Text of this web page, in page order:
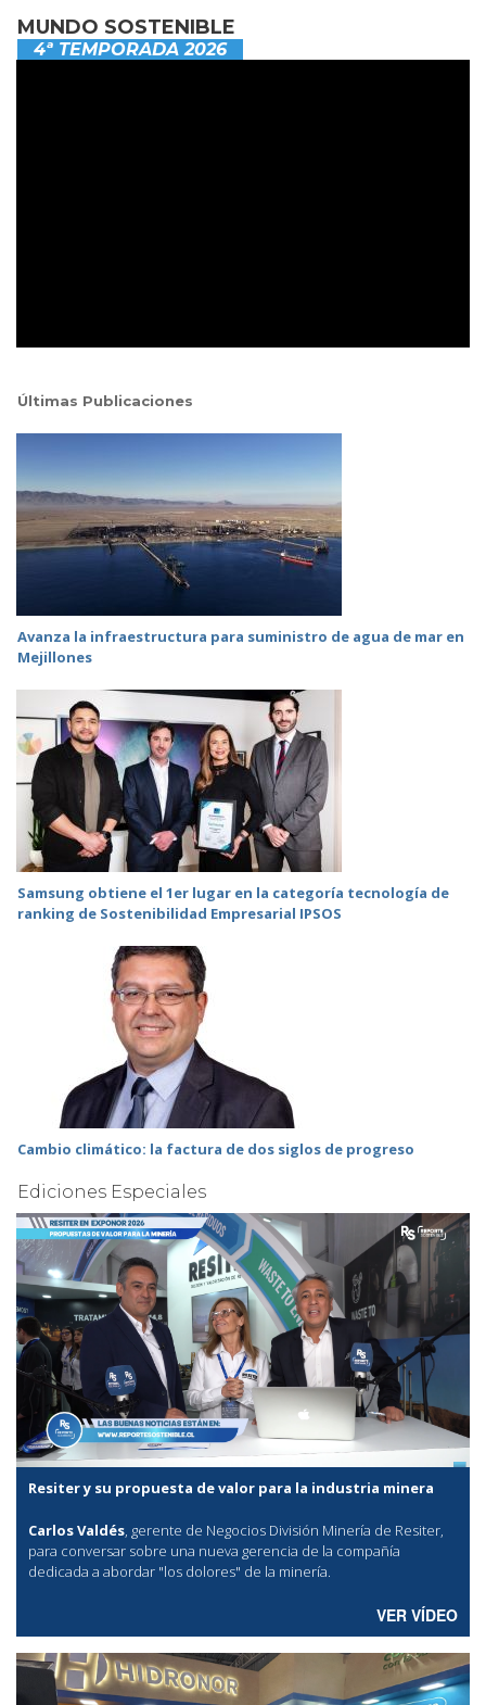
MUNDO SOSTENIBLE
4ª TEMPORADA 2026
Últimas Publicaciones
Avanza la infraestructura para suministro de agua de mar en
Mejillones
Samsung obtiene el 1er lugar en la categoría tecnología de
ranking de Sostenibilidad Empresarial IPSOS
Cambio climático: la factura de dos siglos de progreso
Ediciones Especiales
Resiter y su propuesta de valor para la industria minera
Carlos Valdés, gerente de Negocios División Minería de Resiter,
para conversar sobre una nueva gerencia de la compañía
dedicada a abordar "los dolores" de la minería.
VER VÍDEO